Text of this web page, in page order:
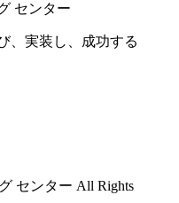
センター
、実装し、成功する
センター All Rights